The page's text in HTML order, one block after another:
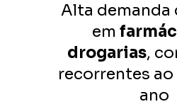
Alta demanda
em
drogarias,
recorrentes
ano